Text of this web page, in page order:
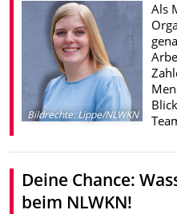
Bildrechte:Lippe/NLWKN
Als
Deine Chance:
beim NLWKN!